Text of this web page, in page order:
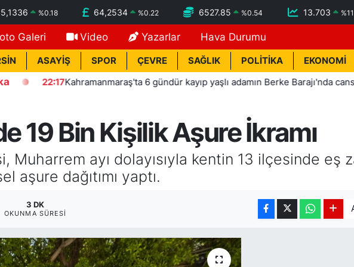
%0.18 64,2534 %0.22 6527.85 %0.54 13.703 %11
Galeri Video Yazarlar Hava Durumu
ASAYİŞ SPOR ÇEVRE SAĞLIK POLİTİKA EKONOMİ
6 gündür kayıp yaşlı adamın Berke Barajı'nda cansız bedeni
19 Bin Kişilik Aşure İkramı
ayı dolayısıyla kentin 13 ilçesinde eş
aşure dağıtımı yaptı.
3 DK
OKUNMA SÜRESI